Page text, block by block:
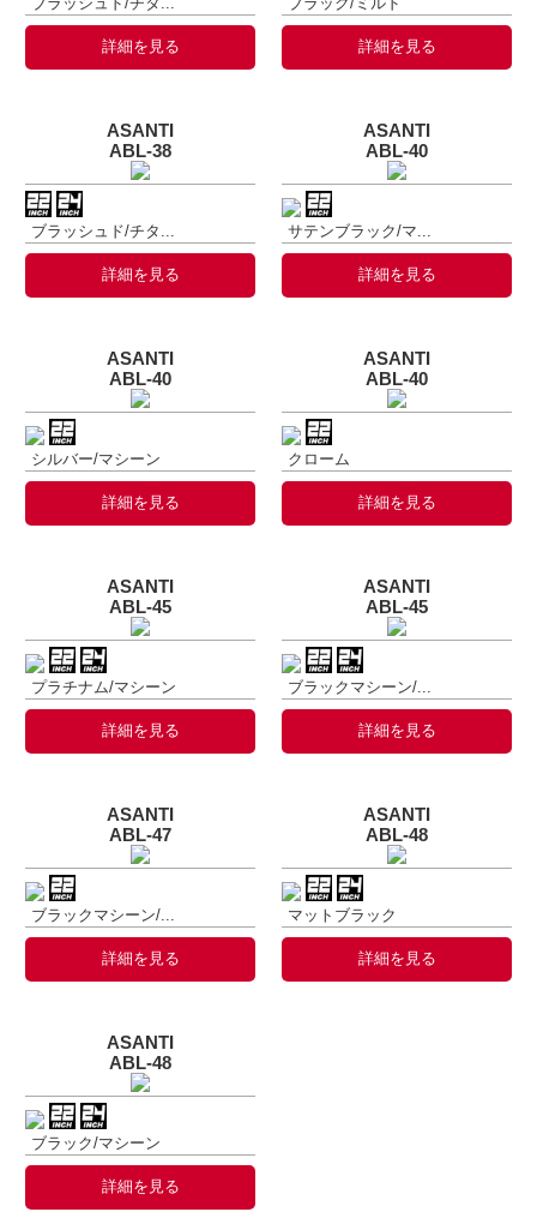
詳細を見る 詳細を見る
ASANTI
ABL-38
ブラッシュド/チタ...
詳細を見る
ASANTI
ABL-40
サテンブラック/マ...
詳細を見る
ASANTI
ABL-40
シルバー/マシーン
詳細を見る
ASANTI
ABL-40
クローム
詳細を見る
ASANTI
ABL-45
プラチナム/マシーン
詳細を見る
ASANTI
ABL-45
ブラックマシーン/...
詳細を見る
ASANTI
ABL-47
ブラックマシーン/...
詳細を見る
ASANTI
ABL-48
マットブラック
詳細を見る
ASANTI
ABL-48
ブラック/マシーン
詳細を見る